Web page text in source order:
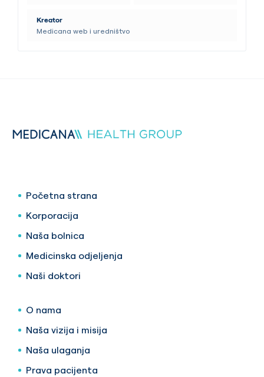
Kreator
Medicana web i uredništvo
Početna strana
Korporacija
Naša bolnica
Medicinska odjeljenja
Naši doktori
O nama
Naša vizija i misija
Naša ulaganja
Prava pacijenta